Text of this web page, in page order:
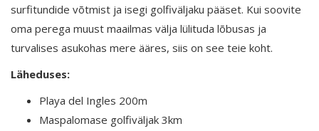
surfitundide võtmist ja isegi golfiväljaku pääset. Kui soovite
oma perega muust maailmas välja lülituda lõbusas ja
turvalises asukohas mere ääres, siis on see teie koht.
Läheduses:
Playa del Ingles 200m
Maspalomase golfiväljak 3km